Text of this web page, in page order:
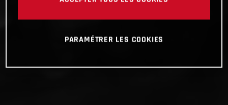
PARAMÉTRER LES COOKIES